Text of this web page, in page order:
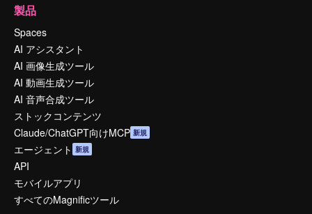
製品
Spaces
AI アシスタント
AI 画像生成ツール
AI 動画生成ツール
AI 音声合成ツール
ストックコンテンツ
Claude/ChatGPT向けMCP 新規
エージェント 新規
API
モバイルアプリ
すべてのMagnificツール